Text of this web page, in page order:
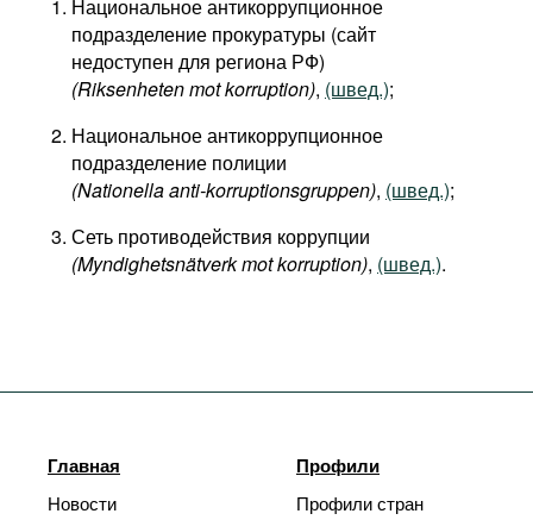
Национальное антикоррупционное
подразделение прокуратуры (сайт
недоступен для региона РФ)
(Riksenheten mot korruption), (швед.);
Национальное антикоррупционное
подразделение полиции
(Nationella anti-korruptionsgruppen), (швед.);
Сеть противодействия коррупции
(Myndighetsnätverk mot korruption), (швед.).
Главная
Новости
Профили
Профили стран